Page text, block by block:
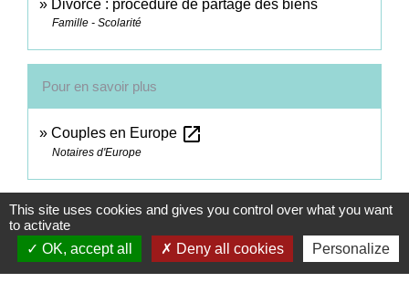
Divorce : procédure de partage des biens
Famille - Scolarité
Pour en savoir plus
Couples en Europe open_in_new
Notaires d'Europe
Signaler une erreur sur cette page
This site uses cookies and gives you control over what you want
to activate
OK, accept all
Deny all cookies Personalize